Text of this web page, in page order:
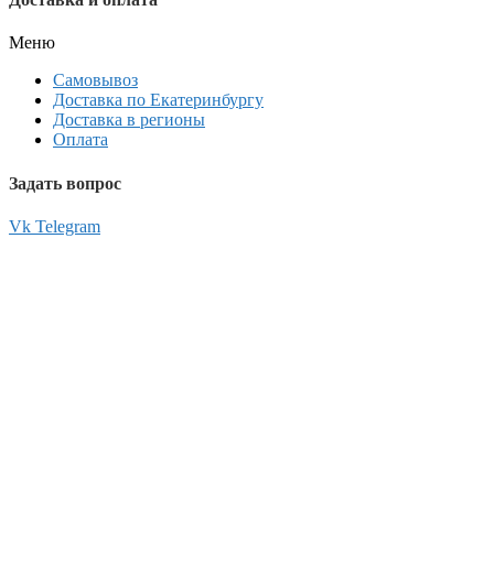
Меню
Самовывоз
Доставка по Екатеринбургу
Доставка в регионы
Оплата
Задать вопрос
Vk Telegram